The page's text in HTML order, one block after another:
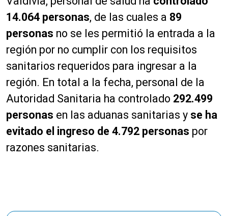
14.064 personas, de las cuales a 89
personas no se les permitió la entrada a la
región por no cumplir con los requisitos
sanitarios requeridos para ingresar a la
región. En total a la fecha, personal de la
Autoridad Sanitaria ha controlado 292.499
personas en las aduanas sanitarias y se ha
evitado el ingreso de 4.792 personas por
razones sanitarias.